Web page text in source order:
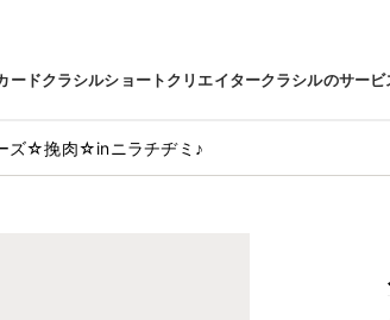
ードクラシルショートクリエイタークラシルのサービ
ズ☆挽肉☆inニラチヂミ♪